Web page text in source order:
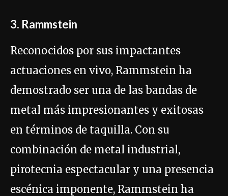
3. Rammstein
Reconocidos por sus impactantes
actuaciones en vivo, Rammstein ha
demostrado ser una de las bandas de
metal más impresionantes y exitosas
en términos de taquilla. Con su
combinación de metal industrial,
pirotecnia espectacular y una presencia
escénica imponente, Rammstein ha